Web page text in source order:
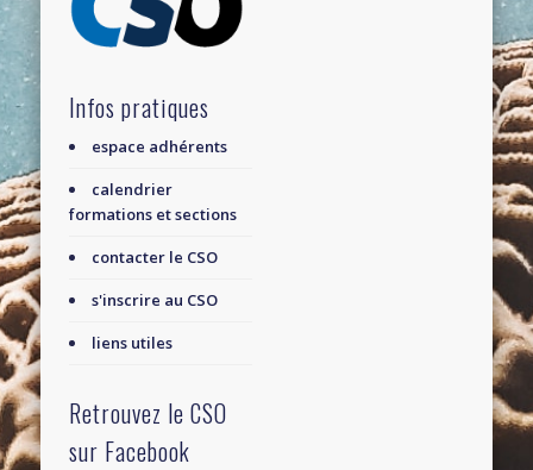
Infos pratiques
espace adhérents
calendrier
formations et sections
contacter le CSO
s'inscrire au CSO
liens utiles
Retrouvez le CSO
sur Facebook